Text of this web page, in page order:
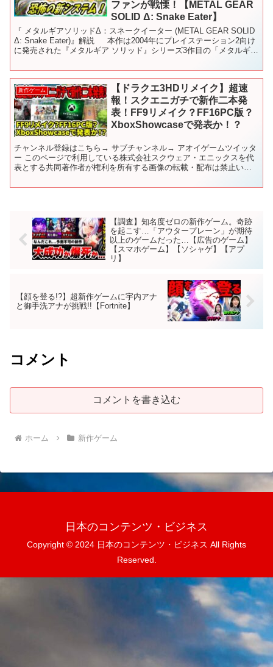
ファンが戦慄！【METAL GEAR
SOLID Δ: Snake Eater】
『 メタルギアソリッドΔ：スネークイーター (METAL GEAR SOLID
Δ: Snake Eater)』解説 本作は2004年にプレイステーション2向け
に発売された『メタルギア ソリッド』シリーズ3作目の「メタルギア
新作ゲーム
【ドラクエ3HDリメイク】超速
報！スクエニガチで新作二本発
表！FF9リメイク？FF16PC版？
XboxShowcaseで発表か！？
チャンネル登録はこちら→ サブチャンネル→ アオイゲームツイッタ
ー このページで利用している株式会社スクウェア・エニックスを代
表とする共同著作者が権利を所有する画像の転載・配布は禁止いた
【調査】知名度ゼロの新作ゲーム。奇跡
を起こす…「アウタープレーン」が期待
以上のゲームだった…【広告のゲーム】
【スマホゲーム】【ソシャゲ】【アプ
リ】
【顔を登る!?】超新作ゲームに宇内アナ
と御手洗アナが挑戦!!【Fortnite】
コメント
コメントを書き込む
ホーム 新作ゲーム
日本のコンテンツ・ビジネス
Copyright © 2024 日本のコンテンツ・ビジネス All Rights
Reserved.